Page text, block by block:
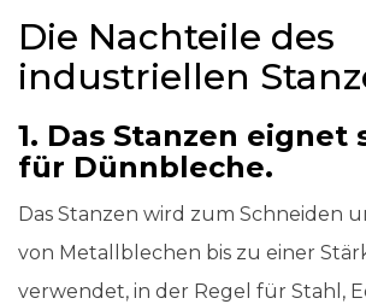
Die Nachteile des
industriellen
1. Das Stanzen eignet
für Dünnbleche.
Das Stanzen wird zum Schneiden
von Metallblechen bis zu einer
verwendet, in der Regel für Stahl,